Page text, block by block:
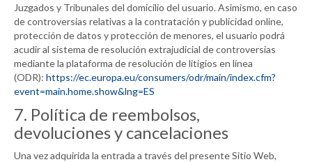
Juzgados y Tribunales del domicilio del usuario. Asimismo, en caso
de controversias relativas a la contratación y publicidad online,
protección de datos y protección de menores, el usuario podrá
acudir al sistema de resolución extrajudicial de controversias
mediante la plataforma de resolución de litigios en línea
(ODR): https://ec.europa.eu/consumers/odr/main/index.cfm?
event=main.home.show&lng=ES
7. Política de reembolsos,
devoluciones y cancelaciones
Una vez adquirida la entrada a través del presente Sitio Web,